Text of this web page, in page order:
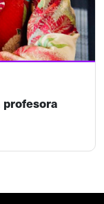
profesora